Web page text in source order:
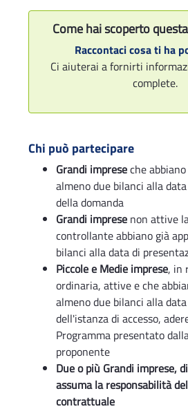
Come hai scoperto
Raccontaci cosa ti ha
Ci aiuterai a fornirti
complete.
Chi può partecipare
Grandi impreseche
almeno due bilanci alla
della domanda
Grandi imprese non attive
controllante abbiano già
bilanci alla data di
Piccole e Medie imprese, in
ordinaria, attive e che
almeno due bilanci alla
dell'istanza di accesso,
Programma presentato
proponente
Due o più Grandi imprese,
assuma la responsabilità
contrattuale